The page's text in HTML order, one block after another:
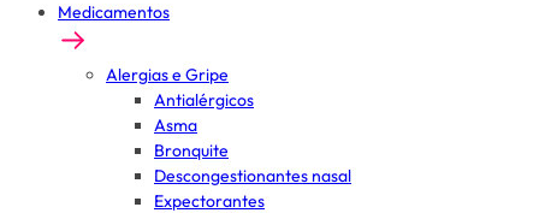
Medicamentos
Alergias e Gripe
Antialérgicos
Asma
Bronquite
Descongestionantes nasal
Expectorantes